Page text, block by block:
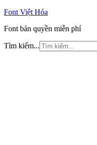
Font Việt Hóa
Font bản quyền miễn phí
Tìm kiếm...